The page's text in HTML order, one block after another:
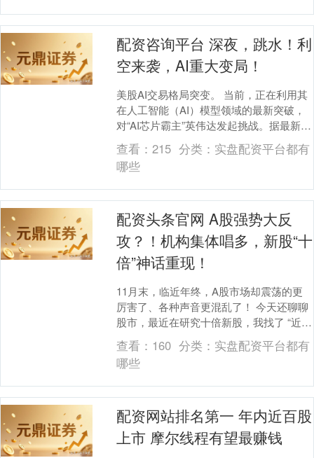
配资咨询平台 深夜，跳水！利
空来袭，AI重大变局！
美股AI交易格局突变。 当前，正在利用其
在人工智能（AI）模型领域的最新突破，
对“AI芯片霸主”英伟达发起挑战。据最新消
息，Meta正与谷歌就2027年在其数据....
查看：215 分类： 实盘配资平台都有
哪些
配资头条官网 A股强势大反
攻？！机构集体唱多，新股“十
倍”神话重现！
11月末，临近年终，A股市场却震荡的更
厉害了、各种声音更混乱了！ 今天还聊聊
股市，最近在研究十倍新股，我找了 “近6
年所有十倍新股清单”，并做了分析、总结
了规律....
查看： 160 分类： 实盘配资平台都有
哪些
配资网站排名第一 年内近百股
上市 摩尔线程有望最赚钱